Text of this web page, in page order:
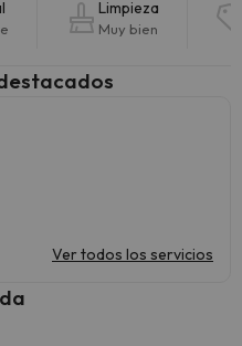
Limpieza
Muy bien
Ver todos los servicios